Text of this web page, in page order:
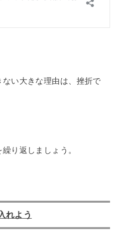
い大きな理由は、挫折で
り返しましょう。
れよう